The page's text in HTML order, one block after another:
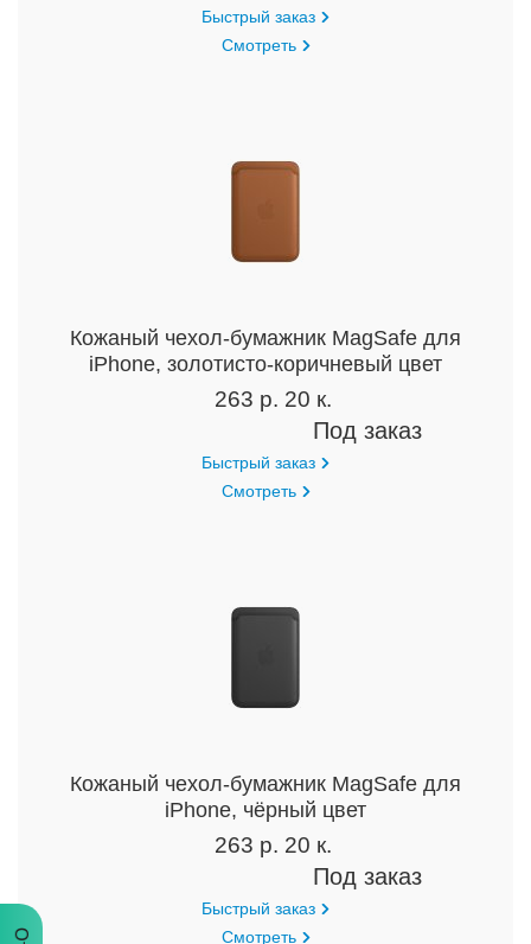
Быстрый заказ
Смотреть
Кожаный чехол-бумажник MagSafe для
iPhone, золотисто-коричневый цвет
263 р. 20 к.
Под заказ
Быстрый заказ
Смотреть
Кожаный чехол-бумажник MagSafe для
iPhone, чёрный цвет
263 р. 20 к.
Под заказ
Быстрый заказ
Смотреть